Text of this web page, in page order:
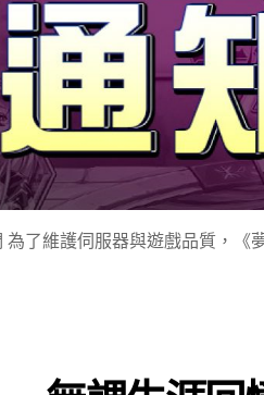
為了維護伺服器與遊戲品質，